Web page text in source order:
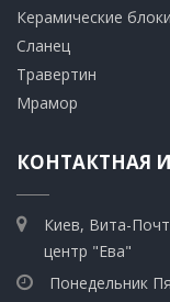
​Керамические блоки
​Сланец
Травертин​
​Мрамор
КОНТАКТНАЯ
Киев, Вита-
центр "Ева"
Понедельник